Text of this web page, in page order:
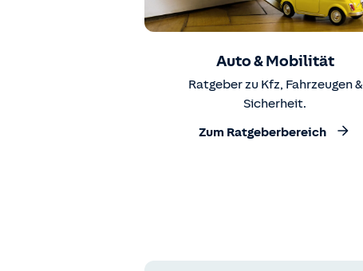
Auto & Mobilität
Ratgeber zu Kfz, Fahrzeugen &
Sicherheit.
Zum Ratgeberbereich